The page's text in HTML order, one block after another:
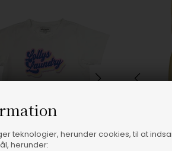
teknologier, herunder cookies, til at
herunder: